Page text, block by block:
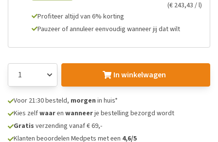
(€ 243,43 / l)
Profiteer altijd van 6% korting
Pauzeer of annuleer eenvoudig wanneer jij dat wilt
In winkelwagen
Voor 21:30 besteld, morgen in huis*
Kies zelfwaaren wanneerje bestelling bezorgd wordt
Gratis verzending vanaf € 69,-
Klanten beoordelen Medpets met een 4,6/5